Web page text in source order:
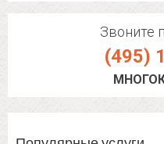
Звоните
(495)